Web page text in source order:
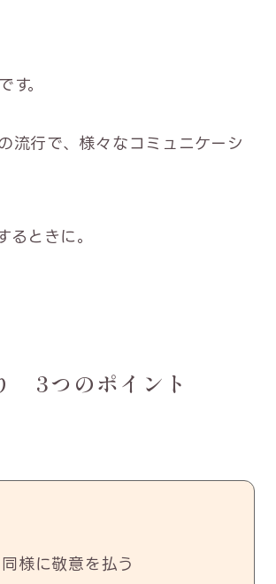
す。
行で、様々なコミュニケーシ
ときに。
3つのポイント
様に敬意を払う